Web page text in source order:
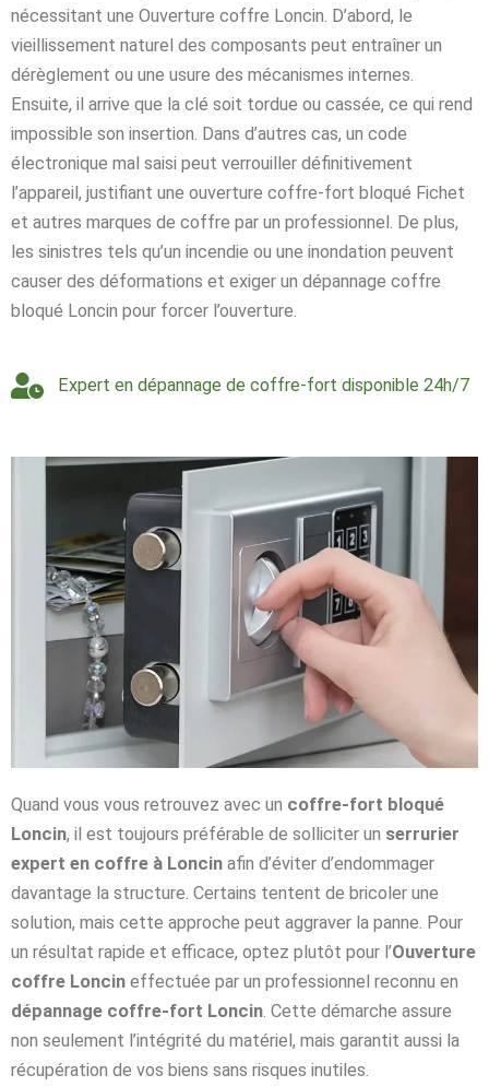
nécessitant une Ouverture coffre Loncin. D’abord, le
vieillissement naturel des composants peut entraîner un
dérèglement ou une usure des mécanismes internes.
Ensuite, il arrive que la clé soit tordue ou cassée, ce qui rend
impossible son insertion. Dans d’autres cas, un code
électronique mal saisi peut verrouiller définitivement
l’appareil, justifiant une ouverture coffre-fort bloqué Fichet
et autres marques de coffre par un professionnel. De plus,
les sinistres tels qu’un incendie ou une inondation peuvent
causer des déformations et exiger un dépannage coffre
bloqué Loncin pour forcer l’ouverture.
Expert en dépannage de coffre-fort disponible 24h/7
Quand vous vous retrouvez avec un coffre-fort bloqué
Loncin, il est toujours préférable de solliciter un serrurier
expert en coffre à Loncin afin d’éviter d’endommager
davantage la structure. Certains tentent de bricoler une
solution, mais cette approche peut aggraver la panne. Pour
un résultat rapide et efficace, optez plutôt pour l’Ouverture
coffre Loncin effectuée par un professionnel reconnu en
dépannage coffre-fort Loncin. Cette démarche assure
non seulement l’intégrité du matériel, mais garantit aussi la
récupération de vos biens sans risques inutiles.